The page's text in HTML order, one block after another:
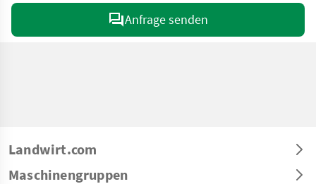
Anfrage senden
Landwirt.com
Maschinengruppen